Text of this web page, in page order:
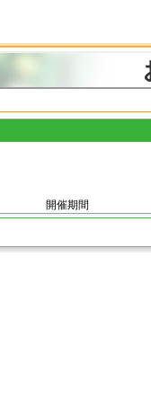
開催期間